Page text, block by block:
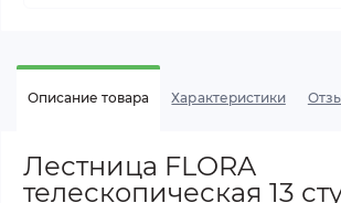
Описание товара Характеристики
Лестница FLORA
телескопическая 13